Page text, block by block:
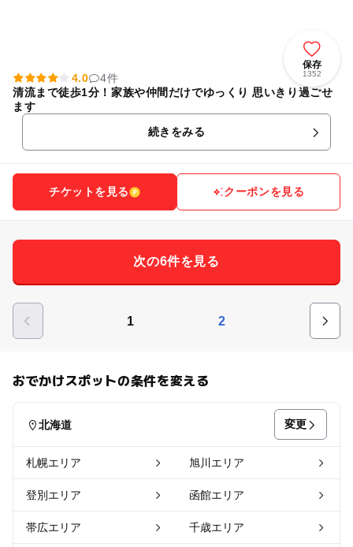
保存
1352
4.0
4件
清流まで徒歩1分！家族や仲間だけでゆっくり 思いきり過ごせ
ます
続きをみる
チケットを見る クーポンを見る
次の6件を見る
1 2
おでかけスポットの条件を変える
北海道 変更
札幌エリア 旭川エリア
登別エリア 函館エリア
帯広エリア 千歳エリア